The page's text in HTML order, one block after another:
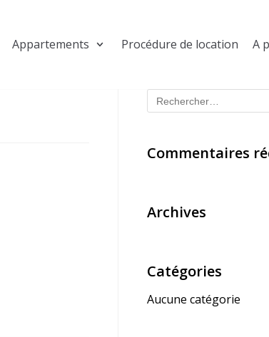
Appartements Procédure de location A
Commentaires
Archives
Catégories
Aucune catégorie